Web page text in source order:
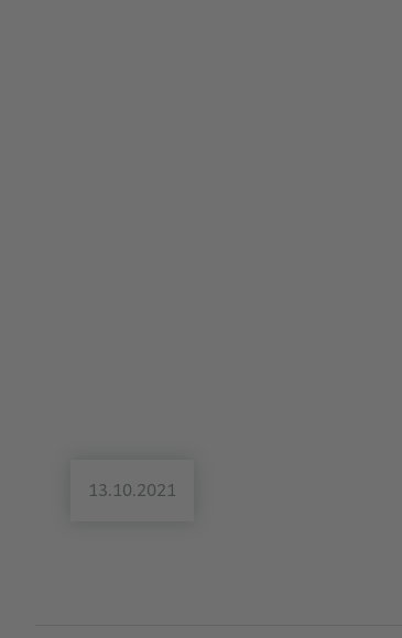
13.10.2021